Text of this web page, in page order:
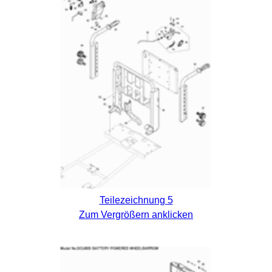
Teilezeichnung 5
Zum Vergrößern anklicken